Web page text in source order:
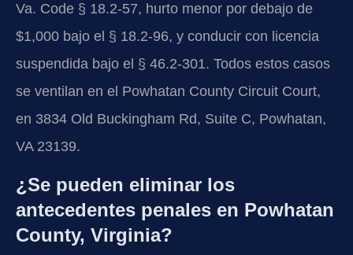
Va. Code § 18.2-57, hurto menor por debajo de
$1,000 bajo el § 18.2-96, y conducir con licencia
suspendida bajo el § 46.2-301. Todos estos casos
se ventilan en el Powhatan County Circuit Court,
en 3834 Old Buckingham Rd, Suite C, Powhatan,
VA 23139.
¿Se pueden eliminar los
antecedentes penales en Powhatan
County, Virginia?